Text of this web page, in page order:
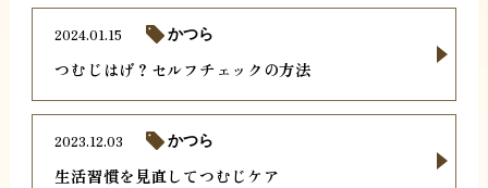
つむじはげ？セルフチェックの方法
2024.01.15 かつら
生活習慣を見直してつむじケア
2023.12.03 かつら